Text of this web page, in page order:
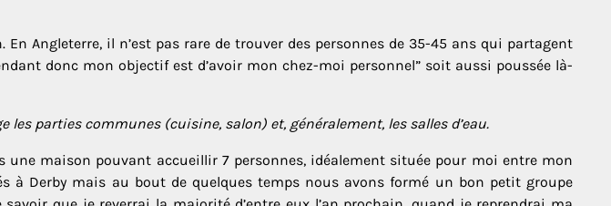
Angleterre, il n’est pas rare de trouver des personnes de 35-45 ans qui partagent
donc mon objectif est d’avoir mon chez-moi personnel” soit aussi poussée là-
parties communes (cuisine, salon) et, généralement, les salles d’eau.
maison pouvant accueillir 7 personnes, idéalement située pour moi entre mon
à Derby mais au bout de quelques temps nous avons formé un bon petit groupe